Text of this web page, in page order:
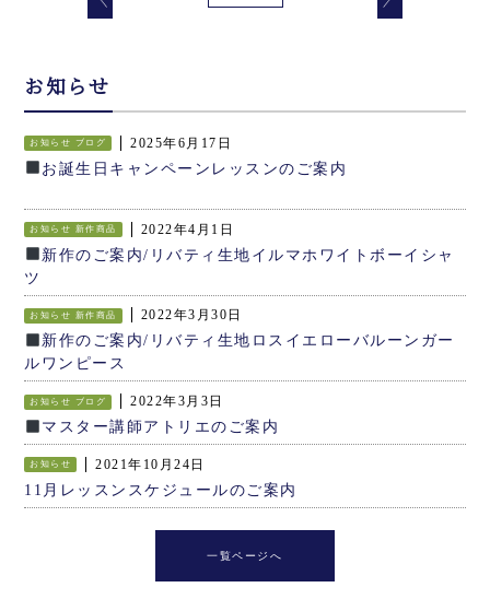
お知らせ
お知らせ ブログ 2025年6月17日
お誕生日キャンペーンレッスンのご案内
お知らせ 新作商品 2022年4月1日
新作のご案内/リバティ生地イルマホワイトボーイシャ
ツ
お知らせ 新作商品 2022年3月30日
新作のご案内/リバティ生地ロスイエローバルーンガー
ルワンピース
お知らせ ブログ 2022年3月3日
マスター講師アトリエのご案内
お知らせ 2021年10月24日
11月レッスンスケジュールのご案内
一覧ページへ